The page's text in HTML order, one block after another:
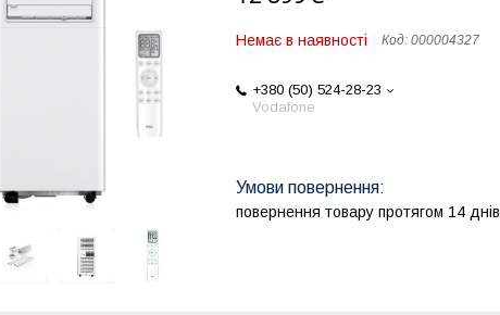
Немає в наявності Код: 000004327
+380 (50) 524-28-23
Vodafone
повернення товару протягом 14 днів